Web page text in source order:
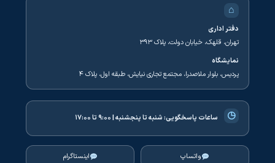
⌂
دفتر اداری
تهران، قلهک، خیابان دولت، پلاک ۳۹۳
نمایشگاه
پردیس، بلوار ملاصدرا، مجتمع تجاری نیایش، طبقه اول، پلاک ۴
◷ ساعات پاسخگویی:شنبه تا پنجشنبه | ۹:۰۰ تا ۱۷:۰۰
واتساپ اینستاگرام